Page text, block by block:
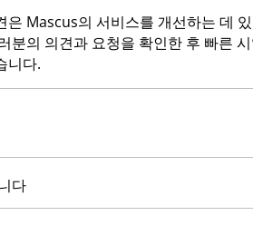
은 Mascus의 서비스를 개선하는 데
분의 의견과 요청을 확인한 후 빠른
니다.
다